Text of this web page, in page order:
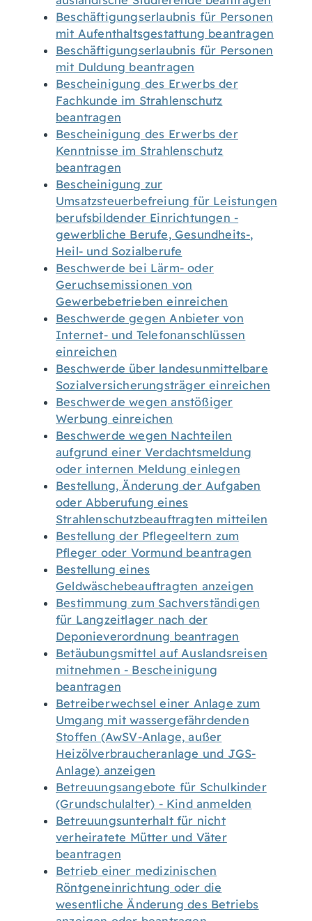
Beschäftigungserlaubnis für Personen
mit Aufenthaltsgestattung beantragen
Beschäftigungserlaubnis für Personen
mit Duldung beantragen
Bescheinigung des Erwerbs der
Fachkunde im Strahlenschutz
beantragen
Bescheinigung des Erwerbs der
Kenntnisse im Strahlenschutz
beantragen
Bescheinigung zur
Umsatzsteuerbefreiung für Leistungen
berufsbildender Einrichtungen -
gewerbliche Berufe, Gesundheits-,
Heil- und Sozialberufe
Beschwerde bei Lärm- oder
Geruchsemissionen von
Gewerbebetrieben einreichen
Beschwerde gegen Anbieter von
Internet- und Telefonanschlüssen
einreichen
Beschwerde über landesunmittelbare
Sozialversicherungsträger einreichen
Beschwerde wegen anstößiger
Werbung einreichen
Beschwerde wegen Nachteilen
aufgrund einer Verdachtsmeldung
oder internen Meldung einlegen
Bestellung, Änderung der Aufgaben
oder Abberufung eines
Strahlenschutzbeauftragten mitteilen
Bestellung der Pflegeeltern zum
Pfleger oder Vormund beantragen
Bestellung eines
Geldwäschebeauftragten anzeigen
Bestimmung zum Sachverständigen
für Langzeitlager nach der
Deponieverordnung beantragen
Betäubungsmittel auf Auslandsreisen
mitnehmen - Bescheinigung
beantragen
Betreiberwechsel einer Anlage zum
Umgang mit wassergefährdenden
Stoffen (AwSV-Anlage, außer
Heizölverbraucheranlage und JGS-
Anlage) anzeigen
Betreuungsangebote für Schulkinder
(Grundschulalter) - Kind anmelden
Betreuungsunterhalt für nicht
verheiratete Mütter und Väter
beantragen
Betrieb einer medizinischen
Röntgeneinrichtung oder die
wesentliche Änderung des Betriebs